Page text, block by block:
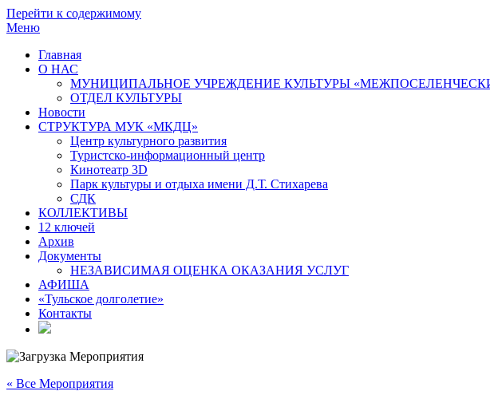
Перейти к содержимому
Меню
Главная
О НАС
МУНИЦИПАЛЬНОЕ УЧРЕЖДЕНИЕ КУЛЬТУРЫ
ОТДЕЛ КУЛЬТУРЫ
Новости
СТРУКТУРА МУК «МКДЦ»
Центр культурного развития
Туристско-информационный центр
Кинотеатр 3D
Парк культуры и отдыха имени Д.Т. Стихарева
СДК
КОЛЛЕКТИВЫ
12 ключей
Архив
Документы
НЕЗАВИСИМАЯ ОЦЕНКА ОКАЗАНИЯ УСЛУГ
АФИША
«Тульское долголетие»
Контакты
« Все Мероприятия